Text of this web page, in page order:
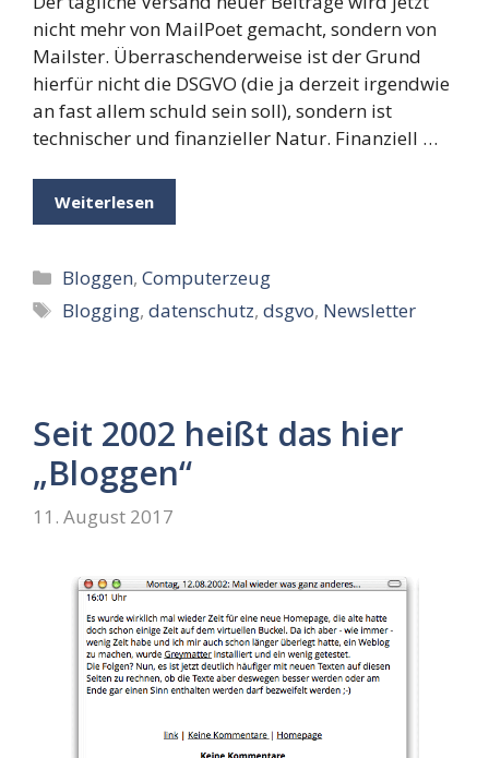
nicht mehr von MailPoet gemacht, sondern von
Mailster. Überraschenderweise ist der Grund
hierfür nicht die DSGVO (die ja derzeit irgendwie
an fast allem schuld sein soll), sondern ist
technischer und finanzieller Natur. Finanziell …
Weiterlesen
Kategorien
Bloggen,Computerzeug
Schlagwörter
Blogging,datenschutz,dsgvo, Newsletter
Seit 2002 heißt das hier
„Bloggen“
11. August 2017